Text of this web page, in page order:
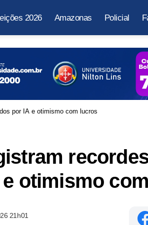
2026 Amazonas Policial
por IA e otimismo com lucros
otimismo
21h01